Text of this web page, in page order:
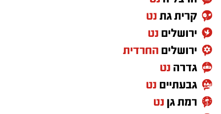
אפרת רוחין, ממונת קהל וקהילה במחוז דרום של
רשות הטבע והגנים
עולם אחר. השקט, המרחבים הפתוחים ושמי
הכוכבים יוצרים חוויה שקשה למצוא במקומות
אחרים. כדי ליהנות ממופע הכוכבים המרהיב לא
צריך ציוד מיוחד או טלסקופים. כל מה שנדרש הוא
להגיע למקום חשוך ושקט, להרים את המבט אל